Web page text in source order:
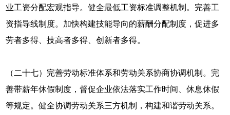
业工资分配宏观指导。健全最低工资标准调整机制。完善工
资指导线制度。加快构建技能导向的薪酬分配制度，促进多
劳者多得、技高者多得、创新者多得。
（二十七）完善劳动标准体系和劳动关系协商协调机制。完
善带薪年休假制度，督促企业依法落实工作时间、休息休假
等规定。健全协调劳动关系三方机制，构建和谐劳动关系。